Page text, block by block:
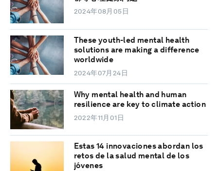
2024年08月05日
These youth-led mental health
solutions are making a difference
worldwide
2024年07月24日
Why mental health and human
resilience are key to climate action
2022年11月01日
Estas 14 innovaciones abordan los
retos de la salud mental de los
jóvenes